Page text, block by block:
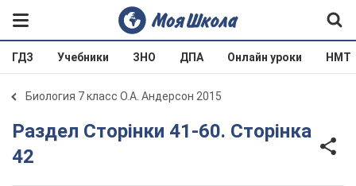
ГДЗ Учебники ЗНО ДПА Онлайн уроки НМТ
Биология 7 класс О.А. Андерсон 2015
Раздел Сторінки 41-60. Сторінка
42